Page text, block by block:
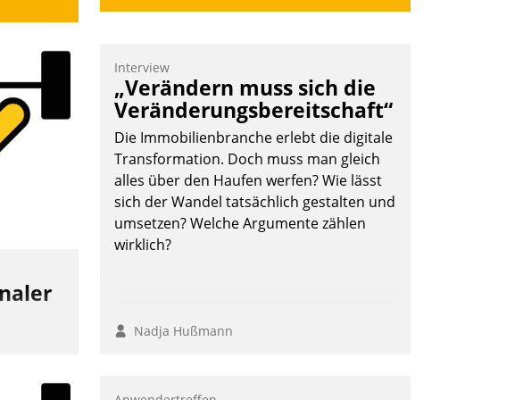
Interview
„Verändern muss sich die
Veränderungsbereitschaft“
Die Immobilienbranche erlebt die digitale
Transformation. Doch muss man gleich
alles über den Haufen werfen? Wie lässt
sich der Wandel tatsächlich gestalten und
umsetzen? Welche Argumente zählen
wirklich?
Nadja Hußmann